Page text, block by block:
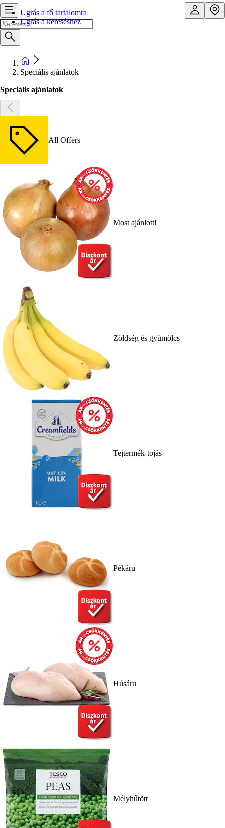
Ugrás a fő tartalomra
Ugrás a kereséshez
Speciális ajánlatok
Speciális ajánlatok
All Offers
Most ajánlott!
Zöldség és gyümölcs
Tejtermék-tojás
Pékáru
Húsáru
Mélyhűtött